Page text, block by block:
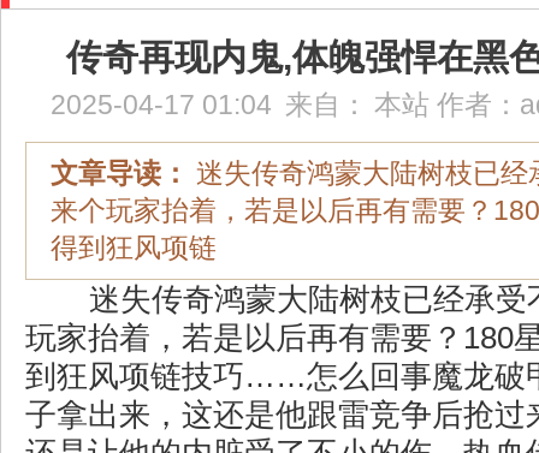
传奇再现内鬼,体魄强悍在
2025-04-17 01:04 来自： 本站 作者：
文章导读： 迷失传奇鸿蒙大陆树枝已经
来个玩家抬着，若是以后再有需要？
得到狂风项链
迷失传奇鸿蒙大陆树枝已经承受
玩家抬着，若是以后再有需要？180
到狂风项链技巧……怎么回事魔龙破
子拿出来，这还是他跟雷竞争后抢过